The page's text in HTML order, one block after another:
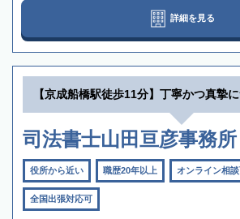
詳細を見る
【京成船橋駅徒歩11分】丁寧かつ真摯
司法書士山田亘彦事務所
役所から近い 職歴20年以上 オンライン相
全国出張対応可